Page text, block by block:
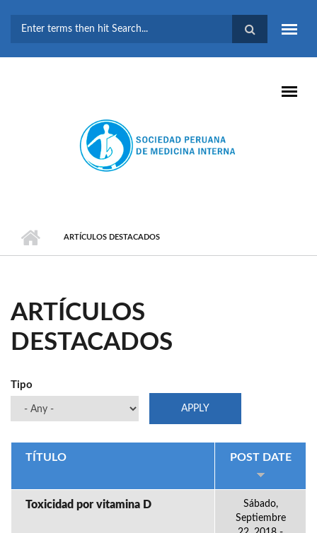
BÚSQUEDA
ARTÍCULOS DESTACADOS
ARTÍCULOS
DESTACADOS
Tipo
TÍTULO POST DATE
Toxicidad por vitamina D
Sábado,
Septiembre